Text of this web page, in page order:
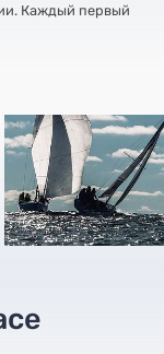
Каждый первый